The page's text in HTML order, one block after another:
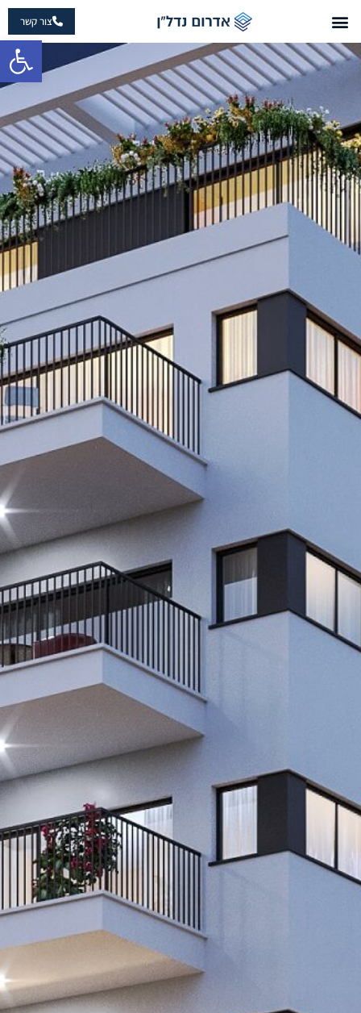
צור קשר